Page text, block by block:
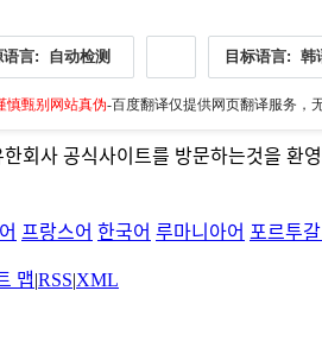
语言: 自动检测 目标语言: 韩
慎甄别网站真伪-百度翻译仅提供网页翻译服务，